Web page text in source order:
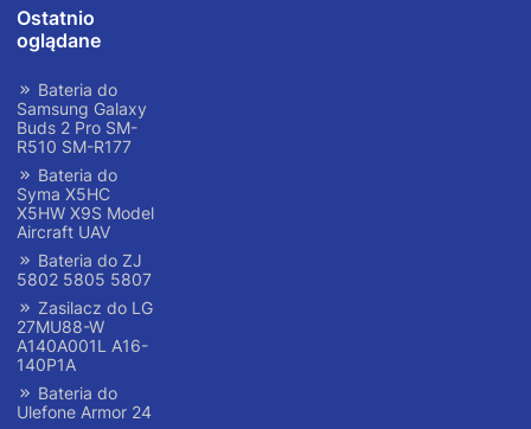
Ostatnio
oglądane
Bateria do
Samsung Galaxy
Buds 2 Pro SM-
R510 SM-R177
Bateria do
Syma X5HC
X5HW X9S Model
Aircraft UAV
Bateria do ZJ
5802 5805 5807
Zasilacz do LG
27MU88-W
A140A001L A16-
140P1A
Bateria do
Ulefone Armor 24